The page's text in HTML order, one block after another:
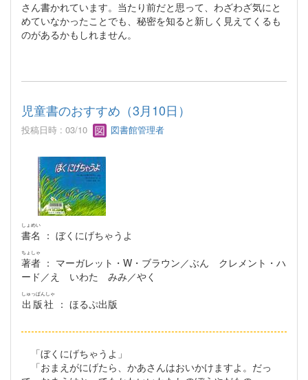
さん書かれています。当たり前だと思って、わざわざ気にと
めていなかったことでも、秘密を知ると新しく見えてくるも
のがあるかもしれません。
児童書のおすすめ（3月10日）
投稿日時 : 03/10 図書館管理者
書名
しょめい
： ぼくにげちゃうよ
著者
ちょしゃ
： マーガレット・W・ブラウン／ぶん クレメント・ハ
ード／え いわた みみ／やく
出版社
しゅっぱんしゃ
： ほるぷ出版
「ぼくにげちゃうよ」
「おまえがにげたら、かあさんはおいかけますよ。だっ